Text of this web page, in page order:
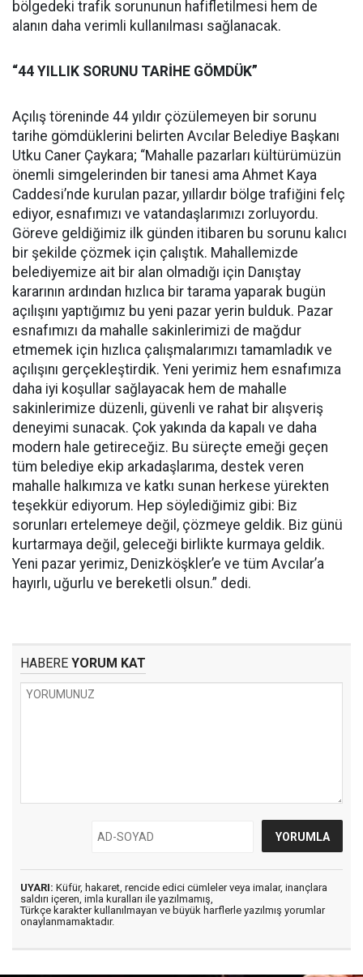
bölgedeki trafik sorununun hafifletilmesi hem de
alanın daha verimli kullanılması sağlanacak.
“44 YILLIK SORUNU TARİHE GÖMDÜK”
Açılış töreninde 44 yıldır çözülemeyen bir sorunu
tarihe gömdüklerini belirten Avcılar Belediye Başkanı
Utku Caner Çaykara; “Mahalle pazarları kültürümüzün
önemli simgelerinden bir tanesi ama Ahmet Kaya
Caddesi’nde kurulan pazar, yıllardır bölge trafiğini felç
ediyor, esnafımızı ve vatandaşlarımızı zorluyordu.
Göreve geldiğimiz ilk günden itibaren bu sorunu kalıcı
bir şekilde çözmek için çalıştık. Mahallemizde
belediyemize ait bir alan olmadığı için Danıştay
kararının ardından hızlıca bir tarama yaparak bugün
açılışını yaptığımız bu yeni pazar yerin bulduk. Pazar
esnafımızı da mahalle sakinlerimizi de mağdur
etmemek için hızlıca çalışmalarımızı tamamladık ve
açılışını gerçekleştirdik. Yeni yerimiz hem esnafımıza
daha iyi koşullar sağlayacak hem de mahalle
sakinlerimize düzenli, güvenli ve rahat bir alışveriş
deneyimi sunacak. Çok yakında da kapalı ve daha
modern hale getireceğiz. Bu süreçte emeği geçen
tüm belediye ekip arkadaşlarıma, destek veren
mahalle halkımıza ve katkı sunan herkese yürekten
teşekkür ediyorum. Hep söylediğimiz gibi: Biz
sorunları ertelemeye değil, çözmeye geldik. Biz günü
kurtarmaya değil, geleceği birlikte kurmaya geldik.
Yeni pazar yerimiz, Denizköşkler’e ve tüm Avcılar’a
hayırlı, uğurlu ve bereketli olsun.” dedi.
HABERE YORUM KAT
UYARI: Küfür, hakaret, rencide edici cümleler veya imalar, inançlara
saldırı içeren, imla kuralları ile yazılmamış,
Türkçe karakter kullanılmayan ve büyük harflerle yazılmış yorumlar
onaylanmamaktadır.